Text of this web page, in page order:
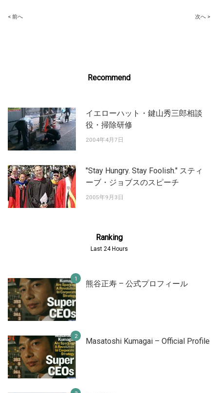
Post
< 前へ 次へ >
Recommend
イエローハット・鍵山秀三郎相談
役・掃除研修
2004年4月7日
"Stay Hungry. Stay Foolish." スティ
ーブ・ジョブスのスピーチ
2005年9月3日
Ranking
Last 24 Hours
熊谷正寿 – 公式プロフィール
Masatoshi Kumagai – Official Profile